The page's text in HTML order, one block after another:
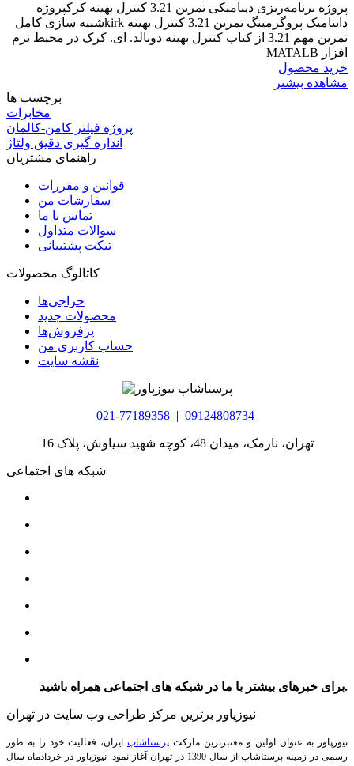
پروژه برنامه‌ریزی دینامیکی تمرین 3.21 کنترل بهینه کرکپروژه
داینامیک پروگرمینگ تمرین 3.21 کنترل بهینه kirkشبیه سازی کامل
تمرین مهم 3.21 از کتاب کنترل بهینه دونالد. ای. کرک در محیط نرم
افزار MATALB
خرید محصول
مشاهده بیشتر
برچسب ها
مخابرات
پروژه فیلتر کامن-کالمان
اندازه گیری دقیق ولتاژ
راهنمای مشتریان
قوانین و مقررات
سفارشات من
تماس با ما
سوالات متداول
تیکت پشتیبانی
کاتالوگ محصولات
حراجی‌ها
محصولات جدید
پرفروش‌ها
حساب کاربری من
نقشه سایت
021-77189358 | 09124808734
تهران، نارمک، میدان 48، کوچه شهید سیاوش، پلاک 16
شبکه های اجتماعی
برای خبرهای بیشتر با ما در شبکه های اجتماعی همراه باشید.
نیوزپاور برترین مرکز طراحی وب سایت در تهران
نیوزپاور به عنوان اولین و معتبرترین مارکت پرستاشاپ ایران، فعالیت خود را به طور
رسمی در زمینه پرستاشاپ از سال 1390 در تهران آغاز نمود. نیوزپاور در خردادماه سال